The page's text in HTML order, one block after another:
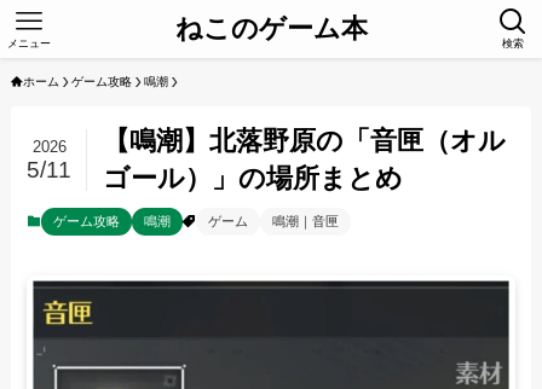
ねこのゲーム本 検索
メニュー
ホーム ゲーム攻略 鳴潮
【鳴潮】北落野原の「音匣（オル
ゴール）」の場所まとめ
2026
5/11
ゲーム攻略 鳴潮 ゲーム 鳴潮｜音匣